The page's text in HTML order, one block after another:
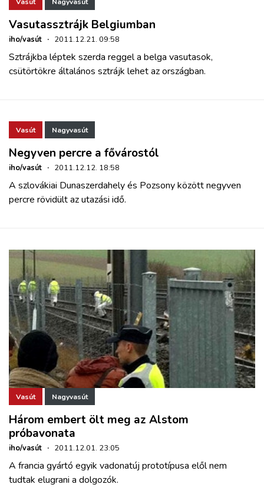
Vasutassztrájk Belgiumban
iho/vasút · 2011.12.21. 09:58
Sztrájkba léptek szerda reggel a belga vasutasok,
csütörtökre általános sztrájk lehet az országban.
Vasút Nagyvasút
Negyven percre a fővárostól
iho/vasút · 2011.12.12. 18:58
A szlovákiai Dunaszerdahely és Pozsony között negyven
percre rövidült az utazási idő.
Vasút Nagyvasút
Három embert ölt meg az Alstom
próbavonata
iho/vasút · 2011.12.01. 23:05
A francia gyártó egyik vadonatúj prototípusa elől nem
tudtak elugrani a dolgozók.